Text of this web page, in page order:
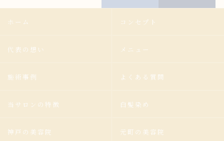
ホーム コンセプト
代表の想い メニュー
施術事例 よくある質問
当サロンの特徴 白髪染め
神戸の美容院 元町の美容院